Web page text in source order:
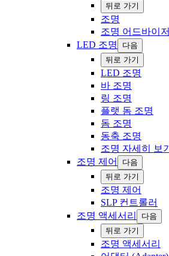
‍뒤로 ‍가기
조명
‍조명 어드바이저
LED 조명
다음
‍뒤로 ‍가기
LED 조명
바 조명
링 조명
플랫 돔 조명
돔 조명
동축 조명
조명 자세히 보기
조명 제어
다음
‍뒤로 ‍가기
조명 제어
SLP 컨트롤러
조명 액세서리
다음
‍뒤로 ‍가기
조명 액세서리